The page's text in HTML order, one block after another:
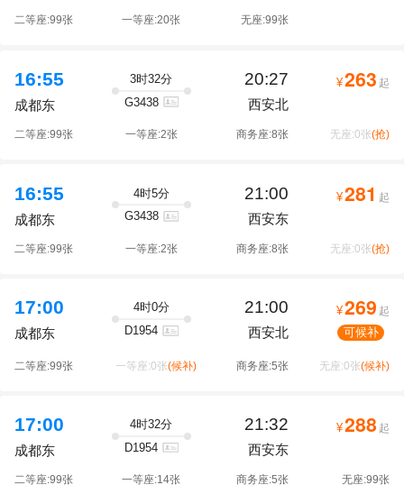
二等座:99张 一等座:20张 无座:99张
16:55
成都东
3时32分
G3438
20:27
西安北
¥263 起
二等座:99张 一等座:2张 商务座:8张 无座:0张(抢)
16:55
成都东
4时5分
G3438
21:00
西安东
¥281 起
二等座:99张 一等座:2张 商务座:8张 无座:0张(抢)
17:00
成都东
4时0分
D1954
21:00
西安北
¥269 起
可候补
二等座:99张 一等座:0张(候补) 商务座:5张 无座:0张(候补)
17:00
成都东
4时32分
D1954
21:32
西安东
¥288 起
二等座:99张 一等座:14张 商务座:5张 无座:99张